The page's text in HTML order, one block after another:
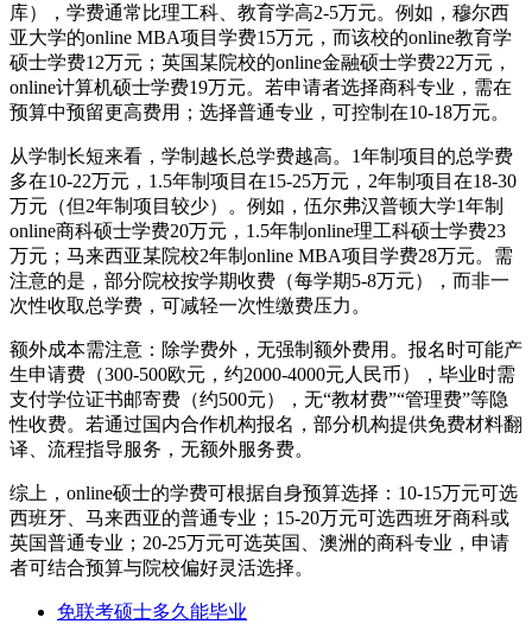
库），学费通常比理工科、教育学高2-5万元。例如，穆尔西
亚大学的online MBA项目学费15万元，而该校的online教育学
硕士学费12万元；英国某院校的online金融硕士学费22万元，
online计算机硕士学费19万元。若申请者选择商科专业，需在
预算中预留更高费用；选择普通专业，可控制在10-18万元。
从学制长短来看，学制越长总学费越高。1年制项目的总学费
多在10-22万元，1.5年制项目在15-25万元，2年制项目在18-30
万元（但2年制项目较少）。例如，伍尔弗汉普顿大学1年制
online商科硕士学费20万元，1.5年制online理工科硕士学费23
万元；马来西亚某院校2年制online MBA项目学费28万元。需
注意的是，部分院校按学期收费（每学期5-8万元），而非一
次性收取总学费，可减轻一次性缴费压力。
额外成本需注意：除学费外，无强制额外费用。报名时可能产
生申请费（300-500欧元，约2000-4000元人民币），毕业时需
支付学位证书邮寄费（约500元），无“教材费”“管理费”等隐
性收费。若通过国内合作机构报名，部分机构提供免费材料翻
译、流程指导服务，无额外服务费。
综上，online硕士的学费可根据自身预算选择：10-15万元可选
西班牙、马来西亚的普通专业；15-20万元可选西班牙商科或
英国普通专业；20-25万元可选英国、澳洲的商科专业，申请
者可结合预算与院校偏好灵活选择。
免联考硕士多久能毕业